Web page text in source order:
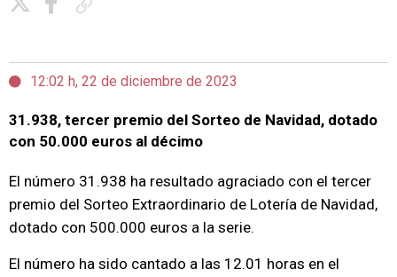
12:02 h, 22 de diciembre de 2023
31.938, tercer premio del Sorteo de Navidad, dotado
con 50.000 euros al décimo
El número 31.938 ha resultado agraciado con el tercer
premio del Sorteo Extraordinario de Lotería de Navidad,
dotado con 500.000 euros a la serie.
El número ha sido cantado a las 12.01 horas en el